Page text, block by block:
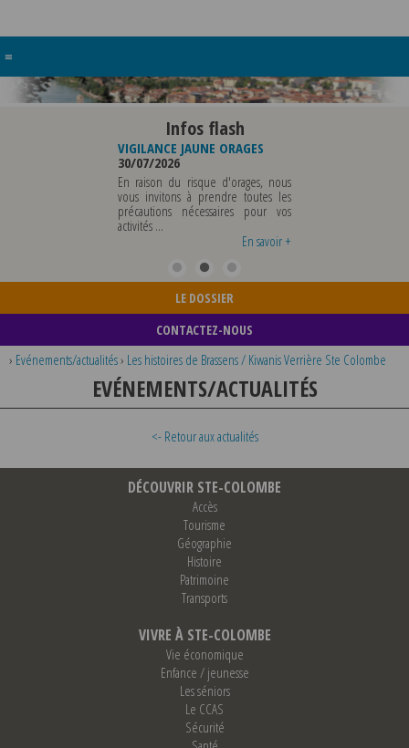
≡
Infos flash
VIGILANCE JAUNE ORAGES
30/07/2026
En raison du risque d'orages, nous
vous invitons à prendre toutes les
précautions nécessaires pour vos
activités ...
En savoir +
LE DOSSIER
CONTACTEZ-NOUS
› Evénements/actualités› Les histoires de Brassens / Kiwanis Verrière Ste Colombe
EVÉNEMENTS/ACTUALITÉS
<- Retour aux actualités
DÉCOUVRIR STE-COLOMBE
Accès
Tourisme
Géographie
Histoire
Patrimoine
Transports
VIVRE À STE-COLOMBE
Vie économique
Enfance / jeunesse
Les séniors
Le CCAS
Sécurité